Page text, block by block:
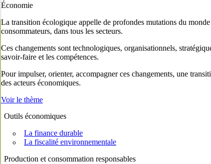
Économie
La transition écologique appelle de profondes mutations du
consommateurs, dans tous les secteurs.
Ces changements sont technologiques, organisationnels,
savoir-faire et les compétences.
Pour impulser, orienter, accompagner ces changements, une
des acteurs économiques.
Voir le thème
Outils économiques
La finance durable
La fiscalité environnementale
Production et consommation responsables